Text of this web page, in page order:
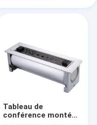
Tableau de
conférence monté